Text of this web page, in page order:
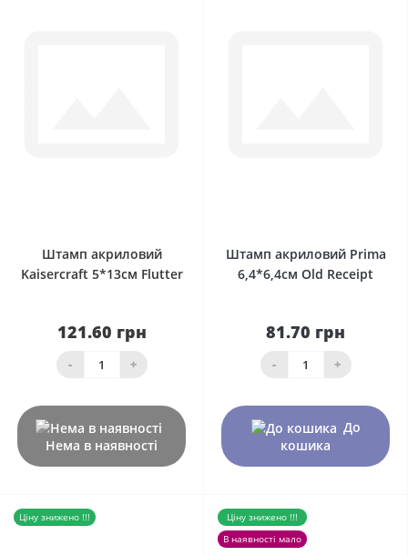
Штамп акриловий
Kaisercraft 5*13см Flutter
121.60 грн
- +
Нема в наявності
Штамп акриловий Prima
6,4*6,4см Old Receipt
81.70 грн
- +
До
кошика
Ціну знижено !!!
Ціну знижено !!!
В наявності мало